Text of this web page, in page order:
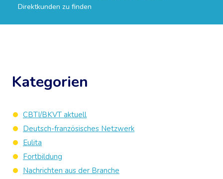
Direktkunden zu finden
Kategorien
CBTI/BKVT aktuell
Deutsch-französisches Netzwerk
Eulita
Fortbildung
Nachrichten aus der Branche